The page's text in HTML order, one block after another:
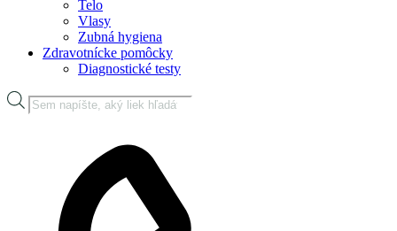
Telo
Vlasy
Zubná hygiena
Zdravotnícke pomôcky
Diagnostické testy
Products
search